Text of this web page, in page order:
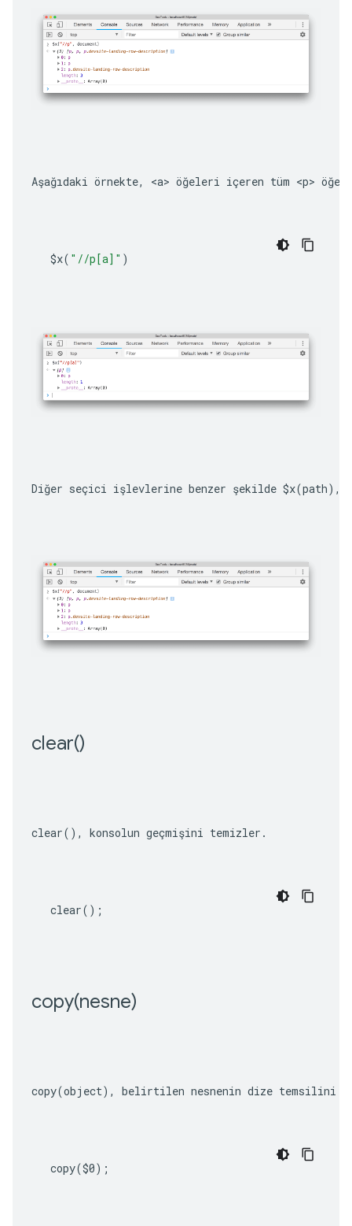
Aşağıdaki örnekte, <a> öğeleri içeren tüm <p>
$x( "//p[a]" )
Diğer seçici işlevlerine benzer şekilde $x(path) ,
clear()
clear() , konsolun geçmişini temizler.
clear();
copy(nesne)
copy(object) , belirtilen nesnenin dize temsilini
copy($0);